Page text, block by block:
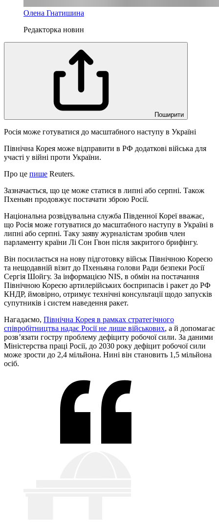
Олена Гнатишина
Редакторка новин
Поширити
Росія може готуватися до масштабного наступу в Україні
Північна Корея може відправити в РФ додаткові війська для
участі у війні проти України.
Про це пише Reuters.
Зазначається, що це може статися в липні або серпні. Також
Пхеньян продовжує постачати зброю Росії.
Національна розвідувальна служба Південної Кореї вважає,
що Росія може готуватися до масштабного наступу в Україні в
липні або серпні. Таку заяву журналістам зробив член
парламенту країни Лі Сон Гвон після закритого брифінгу.
Він посилається на нову підготовку військ Північною Кореєю
та нещодавній візит до Пхеньяна голови Ради безпеки Росії
Сергія Шойгу. За інформацією NIS, в обмін на постачання
Північною Кореєю артилерійських боєприпасів і ракет до РФ
КНДР, ймовірно, отримує технічні консультації щодо запусків
супутників і систем наведення ракет.
Нагадаємо, Північна Корея в рамках стратегічного
співробітництва надає Росії не лише військових, а й допомагає
розв’язати гостру проблему дефіциту робочої сили. За даними
Міністерства праці Росії, до 2030 року дефіцит робочої сили
може зрости до 2,4 мільйона. Нині він становить 1,5 мільйона
осіб.